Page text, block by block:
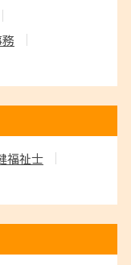
福祉士